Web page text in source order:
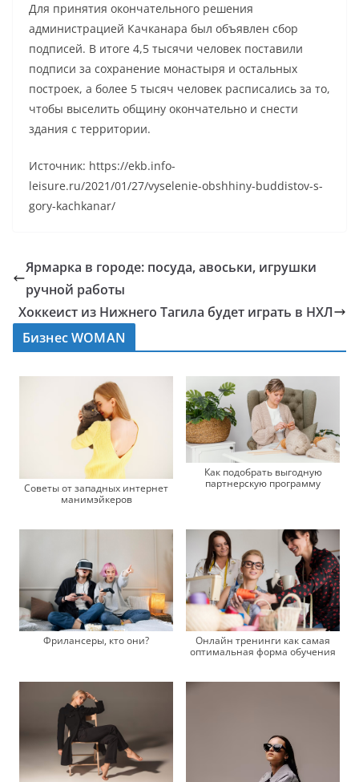
Для принятия окончательного решения
администрацией Качканара был объявлен сбор
подписей. В итоге 4,5 тысячи человек поставили
подписи за сохранение монастыря и остальных
построек, а более 5 тысяч человек расписались за то,
чтобы выселить общину окончательно и снести
здания с территории.
Источник: https://ekb.info-
leisure.ru/2021/01/27/vyselenie-obshhiny-buddistov-s-
gory-kachkanar/
Ярмарка в городе: посуда, авоськи, игрушки
ручной работы
Хоккеист из Нижнего Тагила будет играть в НХЛ
Бизнес WOMAN
Советы от западных интернет
манимэйкеров
Как подобрать выгодную
партнерскую программу
Фрилансеры, кто они?
Онлайн тренинги как самая
оптимальная форма обучения